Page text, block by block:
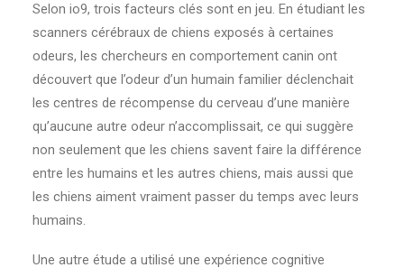
Selon io9, trois facteurs clés sont en jeu. En étudiant les
scanners cérébraux de chiens exposés à certaines
odeurs, les chercheurs en comportement canin ont
découvert que l’odeur d’un humain familier déclenchait
les centres de récompense du cerveau d’une manière
qu’aucune autre odeur n’accomplissait, ce qui suggère
non seulement que les chiens savent faire la différence
entre les humains et les autres chiens, mais aussi que
les chiens aiment vraiment passer du temps avec leurs
humains.
Une autre étude a utilisé une expérience cognitive